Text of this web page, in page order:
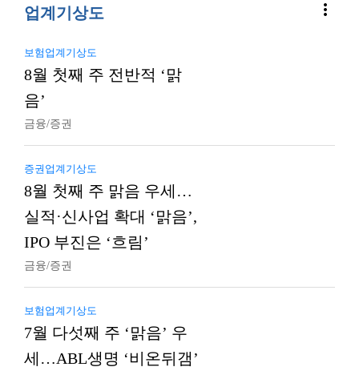
업계기상도 more_vert
보험업계기상도
8월 첫째 주 전반적 ‘맑
음’
금융/증권
증권업계기상도
8월 첫째 주 맑음 우세…
실적·신사업 확대 ‘맑음’,
IPO 부진은 ‘흐림’
금융/증권
보험업계기상도
7월 다섯째 주 ‘맑음’ 우
세…ABL생명 ‘비온뒤갬’